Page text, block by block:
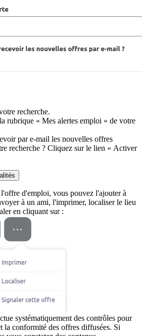
recherche.
rubrique « Mes alertes emploi » de votre
par e-mail les nouvelles offres
recherche ? Cliquez sur le lien « Activer
d'emploi, vous pouvez l'ajouter à
à un ami, l'imprimer, localiser le lieu
en cliquant sur :
systématiquement des contrôles pour
la conformité des offres diffusées. Si